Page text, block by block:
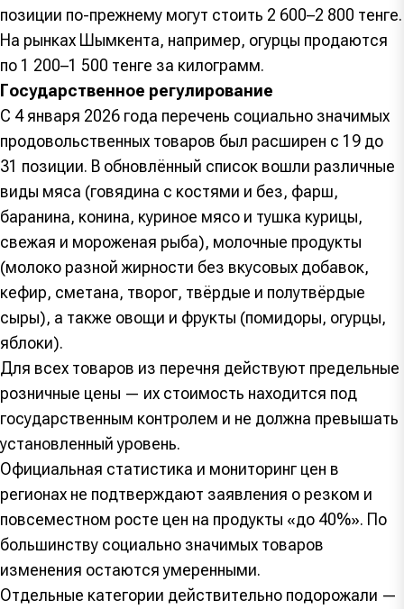
позиции по-прежнему могут стоить 2 600–2 800 тенге.
На рынках Шымкента, например, огурцы продаются
по 1 200–1 500 тенге за килограмм.
Государственное регулирование
С 4 января 2026 года перечень социально значимых
продовольственных товаров был расширен с 19 до
31 позиции. В обновлённый список вошли различные
виды мяса (говядина с костями и без, фарш,
баранина, конина, куриное мясо и тушка курицы,
свежая и мороженая рыба), молочные продукты
(молоко разной жирности без вкусовых добавок,
кефир, сметана, творог, твёрдые и полутвёрдые
сыры), а также овощи и фрукты (помидоры, огурцы,
яблоки).
Для всех товаров из перечня действуют предельные
розничные цены — их стоимость находится под
государственным контролем и не должна превышать
установленный уровень.
Официальная статистика и мониторинг цен в
регионах не подтверждают заявления о резком и
повсеместном росте цен на продукты «до 40%». По
большинству социально значимых товаров
изменения остаются умеренными.
Отдельные категории действительно подорожали —